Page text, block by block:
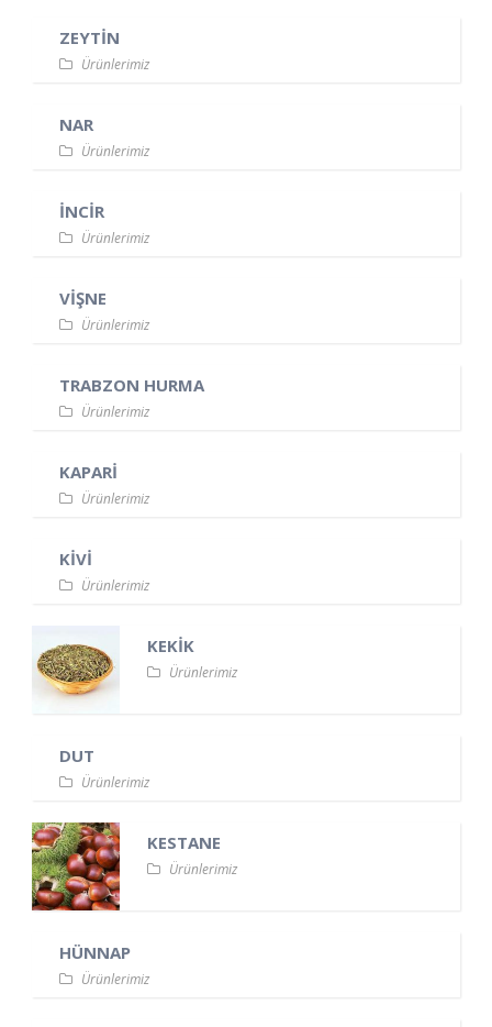
ZEYTİN
Ürünlerimiz
NAR
Ürünlerimiz
İNCİR
Ürünlerimiz
VİŞNE
Ürünlerimiz
TRABZON HURMA
Ürünlerimiz
KAPARİ
Ürünlerimiz
KİVİ
Ürünlerimiz
KEKİK
Ürünlerimiz
DUT
Ürünlerimiz
KESTANE
Ürünlerimiz
HÜNNAP
Ürünlerimiz